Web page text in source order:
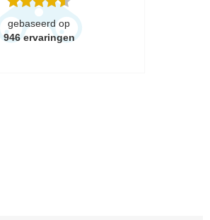
gebaseerd op
946 ervaringen